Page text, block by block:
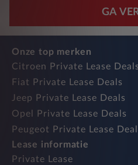
GA
Onze top merken
Citroen Private Lease Deals
Fiat Private Lease Deals
Jeep Private Lease Deals
Opel Private Lease Deals
Peugeot Private Lease
Lease informatie
Private Lease